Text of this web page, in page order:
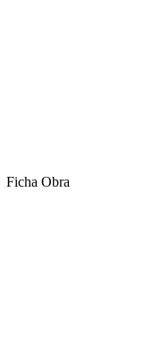
Ficha Obra